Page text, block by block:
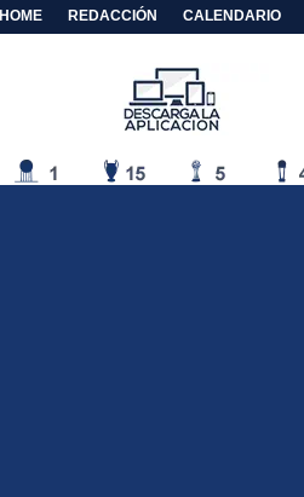
HOME REDACCIÓN CALENDARIO